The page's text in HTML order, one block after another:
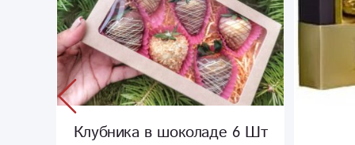
Фереро роше